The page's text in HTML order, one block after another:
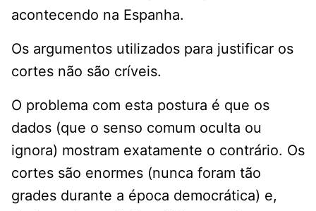
acontecendo na Espanha.
Os argumentos utilizados para justificar os
cortes não são críveis.
O problema com esta postura é que os
dados (que o senso comum oculta ou
ignora) mostram exatamente o contrário. Os
cortes são enormes (nunca foram tão
grades durante a época democrática) e,